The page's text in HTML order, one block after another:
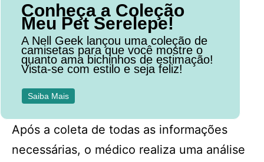
Conheça a Coleção
Meu Pet Serelepe!
A Nell Geek lançou uma coleção de
camisetas para que você mostre o
quanto ama bichinhos de estimação!
Vista-se com estilo e seja feliz!
Saiba Mais
Após a coleta de todas as informações
necessárias, o médico realiza uma análise